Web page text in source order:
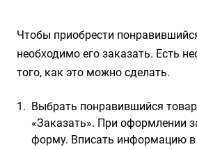
Чтобы приобрести
необходимо его заказать. Есть
того, как это можно сделать.
Выбрать понравившийся
«Заказать». При оформлении
форму. Вписать информацию